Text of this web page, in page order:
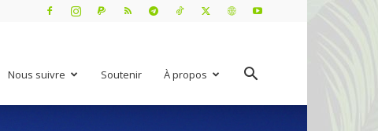
Nous suivre Soutenir À propos